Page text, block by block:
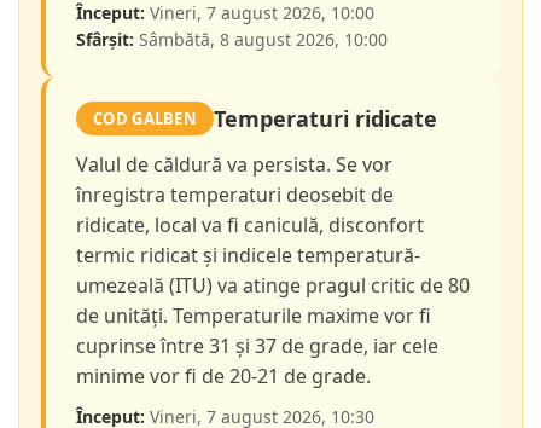
Început: Vineri, 7 august 2026, 10:00
Sfârșit: Sâmbătă, 8 august 2026, 10:00
COD GALBEN Temperaturi ridicate
Valul de căldură va persista. Se vor
înregistra temperaturi deosebit de
ridicate, local va fi caniculă, disconfort
termic ridicat și indicele temperatură-
umezeală (ITU) va atinge pragul critic de 80
de unități. Temperaturile maxime vor fi
cuprinse între 31 și 37 de grade, iar cele
minime vor fi de 20-21 de grade.
Început: Vineri, 7 august 2026, 10:30